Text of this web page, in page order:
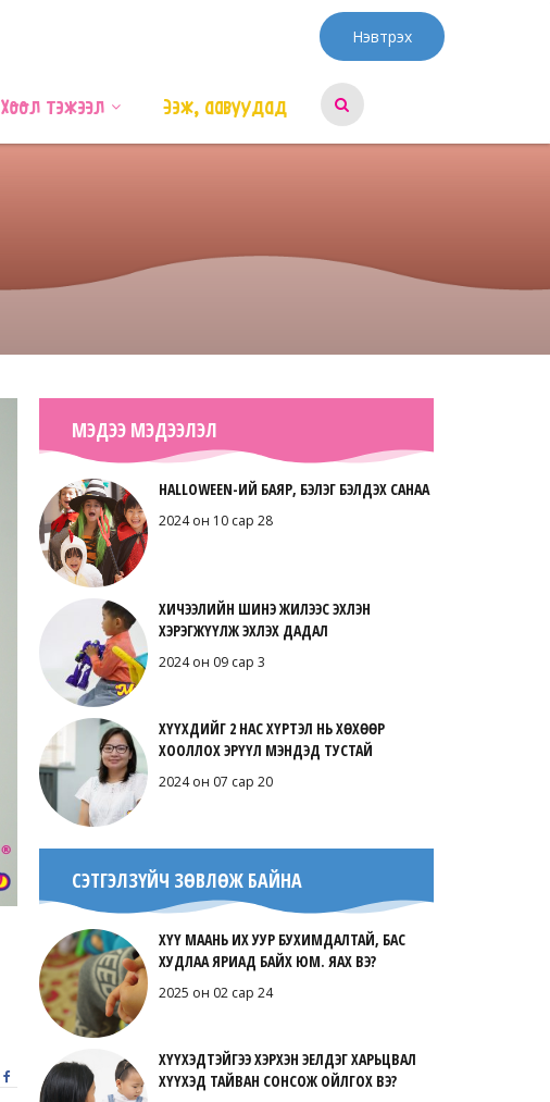
Нэвтрэх
Хоол тэжээл Ээж, аавуудад
МЭДЭЭ МЭДЭЭЛЭЛ
HALLOWEEN-ИЙ БАЯР, БЭЛЭГ БЭЛДЭХ САНАА
2024 он 10 сар 28
ХИЧЭЭЛИЙН ШИНЭ ЖИЛЭЭС ЭХЛЭН
ХЭРЭГЖҮҮЛЖ ЭХЛЭХ ДАДАЛ
2024 он 09 сар 3
ХҮҮХДИЙГ 2 НАС ХҮРТЭЛ НЬ ХӨХӨӨР
ХООЛЛОХ ЭРҮҮЛ МЭНДЭД ТУСТАЙ
2024 он 07 сар 20
СЭТГЭЛЗҮЙЧ ЗӨВЛӨЖ БАЙНА
ХҮҮ МААНЬ ИХ УУР БУХИМДАЛТАЙ, БАС
ХУДЛАА ЯРИАД БАЙХ ЮМ. ЯАХ ВЭ?
2025 он 02 сар 24
ХҮҮХЭДТЭЙГЭЭ ХЭРХЭН ЭЕЛДЭГ ХАРЬЦВАЛ
ХҮҮХЭД ТАЙВАН СОНСОЖ ОЙЛГОХ ВЭ?